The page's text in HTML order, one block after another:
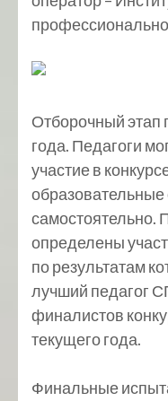
Отборочный этап
года. Педагоги
участие в
образовательные
самостоятельно.
определены
по результатам
лучший педагог
финалистов
текущего года.
Финальные